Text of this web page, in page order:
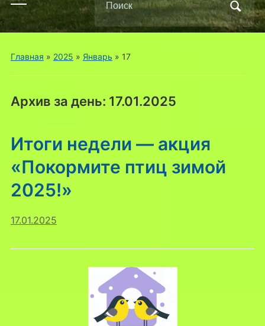
мобильное
меню
по:
Главная » 2025 » Январь » 17
Архив за день: 17.01.2025
Итоги недели — акция
«Покормите птиц зимой
2025!»
17.01.2025